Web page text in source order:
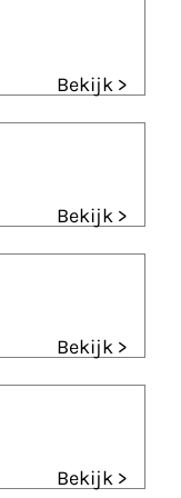
Bekijk >
Bekijk >
Bekijk >
Bekijk >